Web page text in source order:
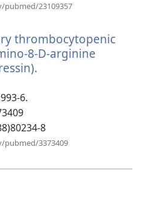
pubmed/23109357
タ
ブ
で
thrombocytopenic
8-D-arginine
ブ
で
く）
6.
8
pubmed/3373409